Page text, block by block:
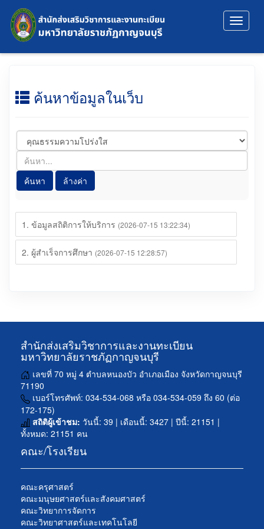
Toggle
ค้นหาข้อมูลในเว็บ
ค้นหา ล้างค่า
1. ข้อมูลสถิติการให้บริการ (2026-07-15 13:22:34)
2. ผู้สำเร็จการศึกษา (2026-07-15 12:28:57)
สำนักส่งเสริมวิชาการและงานทะเบียน
มหาวิทยาลัยราชภัฏกาญจนบุรี
เลขที่ 70 หมู่ 4 ตำบลหนองบัว อำเภอเมือง จังหวัดกาญจนบุรี
71190
เบอร์โทรศัพท์: 034-534-068 หรือ 034-534-059 ถึง 60 (ต่อ
172-175)
สถิติผู้เข้าชม: วันนี้: 39 | เดือนนี้: 3427 | ปีนี้: 21151 |
ทั้งหมด: 21151 คน
คณะ/โรงเรียน
คณะครุศาสตร์
คณะมนุษยศาสตร์และสังคมศาสตร์
คณะวิทยาการจัดการ
คณะวิทยาศาสตร์และเทคโนโลยี